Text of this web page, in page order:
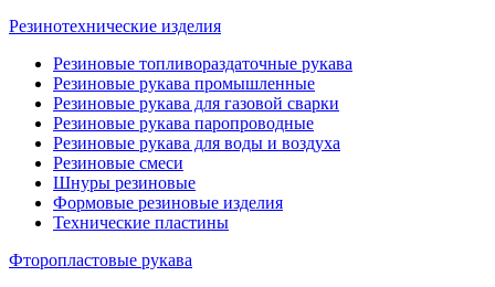
Резинотехнические изделия
Резиновые топливораздаточные рукава
Резиновые рукава промышленные
Резиновые рукава для газовой сварки
Резиновые рукава паропроводные
Резиновые рукава для воды и воздуха
Резиновые смеси
Шнуры резиновые
Формовые резиновые изделия
Технические пластины
Фторопластовые рукава